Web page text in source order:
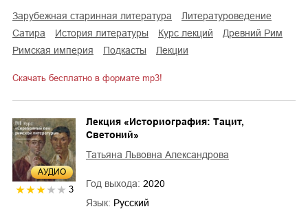
зарубежная старинная литература
литературоведение
сатира
история литературы курс лекций
Древний Рим
Римская империя
подкасты лекции
Скачать бесплатно в формате mp3!
AУДИО
3
Лекция «Историография: Тацит,
Светоний»
Татьяна Львовна Александрова
Год выхода: 2020
Язык: Русский